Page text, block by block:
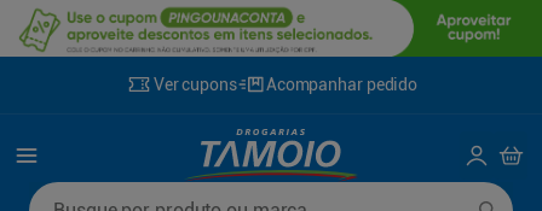
Ver cupons Acompanhar pedido
Busque por produto ou marca
Termos mais buscados